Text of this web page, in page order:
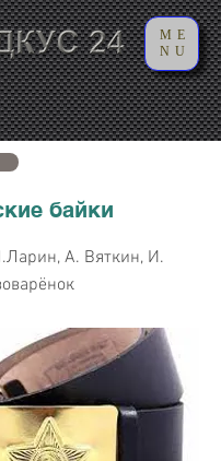
ME
NU
байки
А. Вяткин, И.